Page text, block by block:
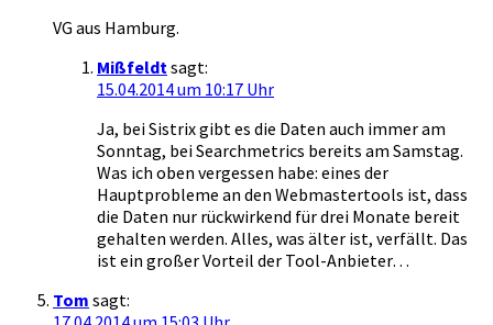
VG aus Hamburg.
Mißfeldt sagt:
15.04.2014 um 10:17 Uhr
Ja, bei Sistrix gibt es die Daten auch immer am
Sonntag, bei Searchmetrics bereits am Samstag.
Was ich oben vergessen habe: eines der
Hauptprobleme an den Webmastertools ist, dass
die Daten nur rückwirkend für drei Monate bereit
gehalten werden. Alles, was älter ist, verfällt. Das
ist ein großer Vorteil der Tool-Anbieter…
Tom sagt: